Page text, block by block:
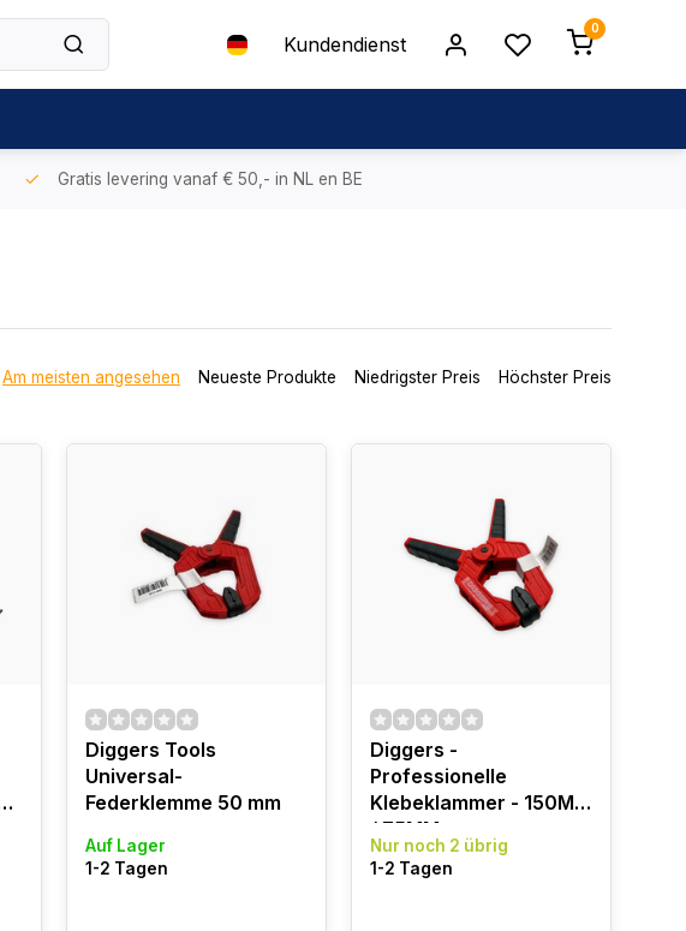
Kundendienst
0
Gratis levering vanaf € 50,- in NL en BE
Am meisten angesehen Neueste Produkte Niedrigster Preis Höchster Preis
Diggers Tools
Universal-
Federklemme 50 mm
Auf Lager
1-2 Tagen
Diggers -
Professionelle
Klebeklammer - 150MM
/ 75MM -
Federklammer - Extra
stark
Nur noch 2 übrig
1-2 Tagen